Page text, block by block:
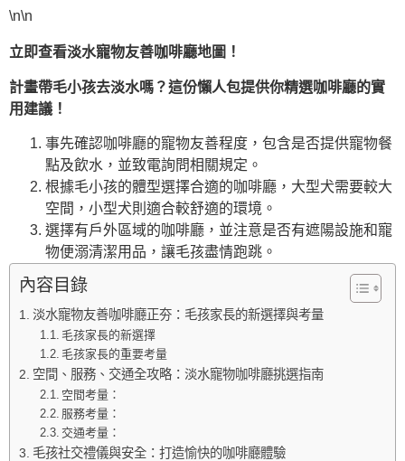
\n\n
立即查看淡水寵物友善咖啡廳地圖！
計畫帶毛小孩去淡水嗎？這份懶人包提供你精選咖啡廳的實
用建議！
事先確認咖啡廳的寵物友善程度，包含是否提供寵物餐
點及飲水，並致電詢問相關規定。
根據毛小孩的體型選擇合適的咖啡廳，大型犬需要較大
空間，小型犬則適合較舒適的環境。
選擇有戶外區域的咖啡廳，並注意是否有遮陽設施和寵
物便溺清潔用品，讓毛孩盡情跑跳。
內容目錄
淡水寵物友善咖啡廳正夯：毛孩家長的新選擇與考量
毛孩家長的新選擇
毛孩家長的重要考量
空間、服務、交通全攻略：淡水寵物咖啡廳挑選指南
空間考量：
服務考量：
交通考量：
毛孩社交禮儀與安全：打造愉快的咖啡廳體驗